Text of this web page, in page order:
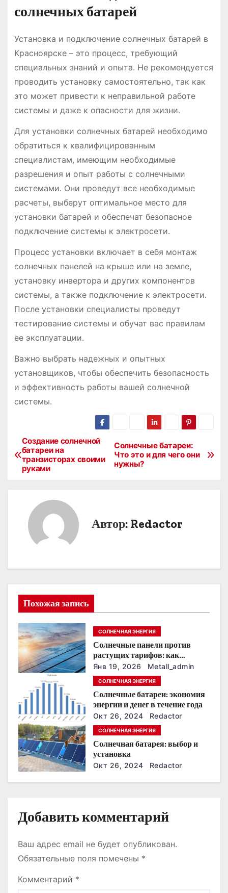
солнечных батарей
Установка и подключение солнечных батарей в
Красноярске – это процесс, требующий
специальных знаний и опыта․ Не рекомендуется
проводить установку самостоятельно, так как
это может привести к неправильной работе
системы и даже к опасности для жизни․
Для установки солнечных батарей необходимо
обратиться к квалифицированным
специалистам, имеющим необходимые
разрешения и опыт работы с солнечными
системами․ Они проведут все необходимые
расчеты, выберут оптимальное место для
установки батарей и обеспечат безопасное
подключение системы к электросети․
Процесс установки включает в себя монтаж
солнечных панелей на крыше или на земле,
установку инвертора и других компонентов
системы, а также подключение к электросети․
После установки специалисты проведут
тестирование системы и обучат вас правилам
ее эксплуатации․
Важно выбрать надежных и опытных
установщиков, чтобы обеспечить безопасность
и эффективность работы вашей солнечной
системы․
Н
ц
я
п
о
з
п
и
с
я
Солнечные батареи:
Что это и для чего они
нужны?
Создание солнечной
батареи на
транзисторах своими
руками
Автор: Redactor
Похожая запись
СОЛНЕЧНАЯ ЭНЕРГИЯ
Солнечные панели против
растущих тарифов: как
сохранить
энергонезависимость в
ближайшие годы
Янв 19, 2026 Metall_admin
СОЛНЕЧНАЯ ЭНЕРГИЯ
Солнечные батареи: экономия
энергии и денег в течение года
Окт 26, 2024 Redactor
СОЛНЕЧНАЯ ЭНЕРГИЯ
Солнечная батарея: выбор и
установка
Окт 26, 2024 Redactor
Добавить комментарий
Ваш адрес email не будет опубликован.
Обязательные поля помечены *
Комментарий *